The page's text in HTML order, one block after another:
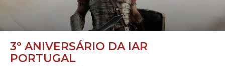
3º ANIVERSÁRIO DA IAR
PORTUGAL